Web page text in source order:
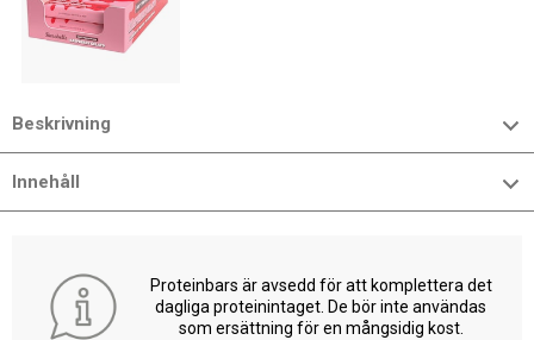
Beskrivning
Innehåll
Proteinbars är avsedd för att komplettera det
dagliga proteinintaget. De bör inte användas
som ersättning för en mångsidig kost.